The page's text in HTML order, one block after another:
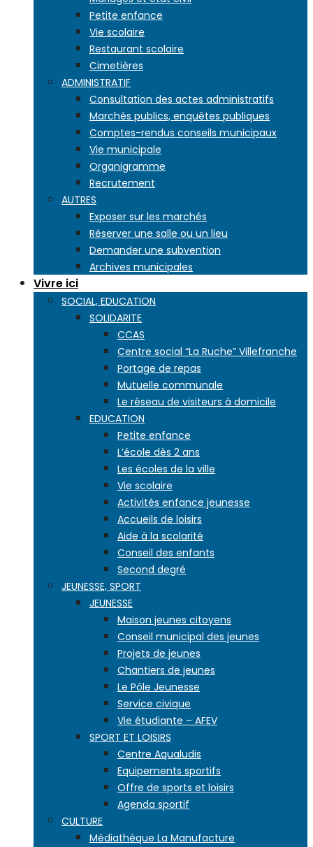
Petite enfance
Vie scolaire
Restaurant scolaire
Cimetières
ADMINISTRATIF
Consultation des actes administratifs
Marchés publics, enquêtes publiques
Comptes-rendus conseils municipaux
Vie municipale
Organigramme
Recrutement
AUTRES
Exposer sur les marchés
Réserver une salle ou un lieu
Demander une subvention
Archives municipales
Vivre ici
SOCIAL, EDUCATION
SOLIDARITE
CCAS
Centre social “La Ruche” Villefranche
Portage de repas
Mutuelle communale
Le réseau de visiteurs à domicile
EDUCATION
Petite enfance
L’école dès 2 ans
Les écoles de la ville
Vie scolaire
Activités enfance jeunesse
Accueils de loisirs
Aide à la scolarité
Conseil des enfants
Second degré
JEUNESSE, SPORT
JEUNESSE
Maison jeunes citoyens
Conseil municipal des jeunes
Projets de jeunes
Chantiers de jeunes
Le Pôle Jeunesse
Service civique
Vie étudiante – AFEV
SPORT ET LOISIRS
Centre Aqualudis
Equipements sportifs
Offre de sports et loisirs
Agenda sportif
CULTURE
Médiathèque La Manufacture